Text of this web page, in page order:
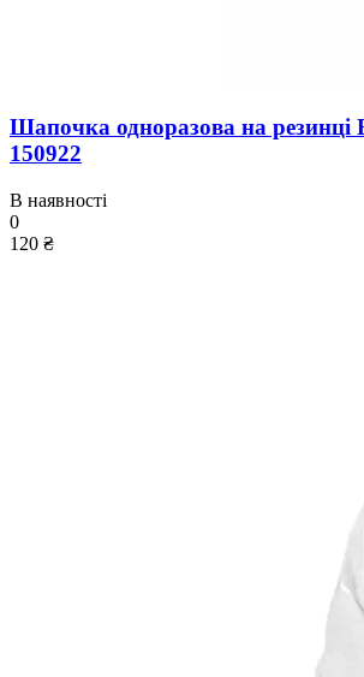
Шапочка одноразова на резинці
150922
В наявності
0
120 ₴